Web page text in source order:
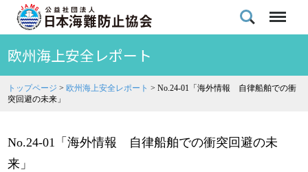
欧州海上安全レポート
トップページ > 欧州海上安全レポート >No.24-01「海外情報 ⾃律船舶での衝
突回避の未来」
No.24-01「海外情報 ⾃律船舶での衝突回避の未
来」